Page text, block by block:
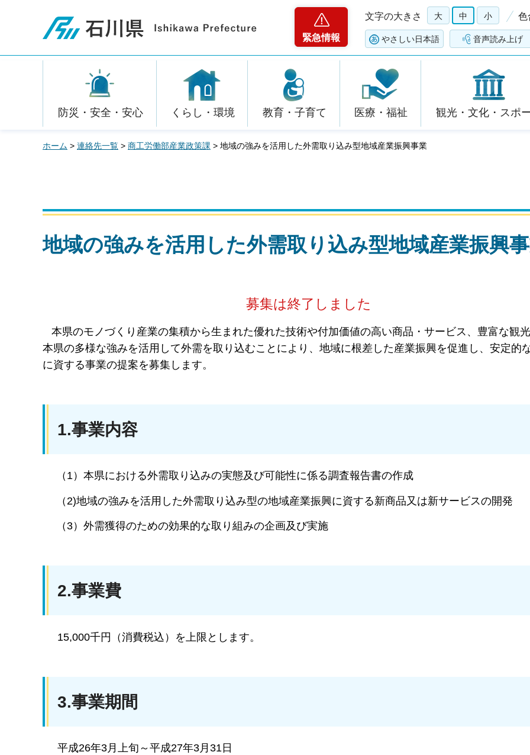
石川県
緊急情報
文字の大きさ 大 中 小 色
やさしい日本語 音声読み上げ
防災・安全・安心 くらし・環境 教育・子育て 医療・福祉 観光・文化・スポ
ホーム > 連絡先一覧 > 商工労働部産業政策課 > 地域の強みを活用した外需取り込み型地域産業振興事業
地域の強みを活用した外需取り込み型地域産業振興
募集は終了しました
本県のモノづくり産業の集積から生まれた優れた技術や付加価値の高い商品・サービス、豊富な観
本県の多様な強みを活用して外需を取り込むことにより、地域に根差した産業振興を促進し、安定的
に資する事業の提案を募集します。
1.事業内容
（1）本県における外需取り込みの実態及び可能性に係る調査報告書の作成
（2)地域の強みを活用した外需取り込み型の地域産業振興に資する新商品又は新サービスの開発
（3）外需獲得のための効果的な取り組みの企画及び実施
2.事業費
15,000千円（消費税込）を上限とします。
3.事業期間
平成26年3月上旬～平成27年3月31日